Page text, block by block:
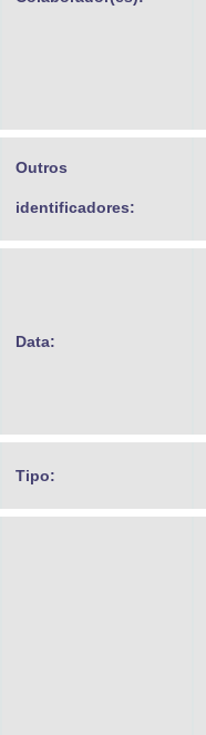
Outros
identificadores:
Data:
Tipo: